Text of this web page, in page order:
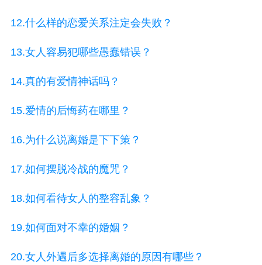
12.什么样的恋爱关系注定会失败？
13.女人容易犯哪些愚蠢错误？
14.真的有爱情神话吗？
15.爱情的后悔药在哪里？
16.为什么说离婚是下下策？
17.如何摆脱冷战的魔咒？
18.如何看待女人的整容乱象？
19.如何面对不幸的婚姻？
20.女人外遇后多选择离婚的原因有哪些？